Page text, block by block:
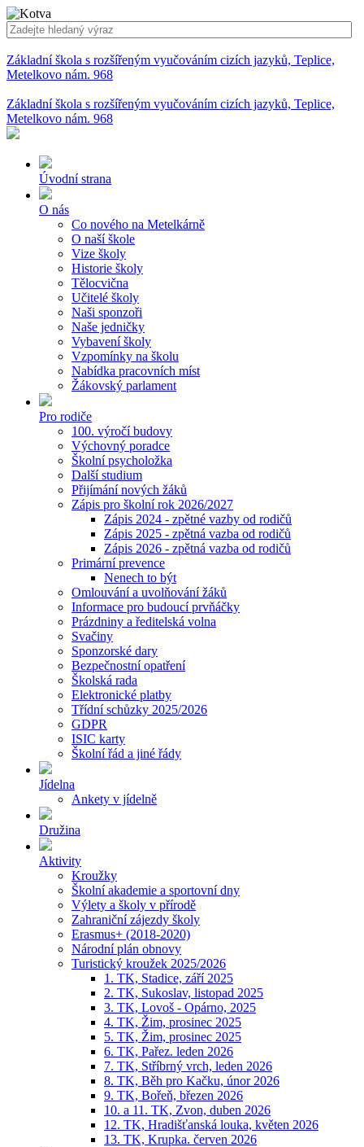
Základní škola s rozšířeným vyučováním cizích jazyků, Teplice,
Metelkovo nám. 968
Základní škola s rozšířeným vyučováním cizích jazyků, Teplice,
Metelkovo nám. 968
Úvodní strana
O nás
Co nového na Metelkárně
O naší škole
Vize školy
Historie školy
Tělocvična
Učitelé školy
Naši sponzoři
Naše jedničky
Vybavení školy
Vzpomínky na školu
Nabídka pracovních míst
Žákovský parlament
Pro rodiče
100. výročí budovy
Výchovný poradce
Školní psycholožka
Další studium
Přijímání nových žáků
Zápis pro školní rok 2026/2027
Zápis 2024 - zpětné vazby od rodičů
Zápis 2025 - zpětná vazba od rodičů
Zápis 2026 - zpětná vazba od rodičů
Primární prevence
Nenech to být
Omlouvání a uvolňování žáků
Informace pro budoucí prvňáčky
Prázdniny a ředitelská volna
Svačiny
Sponzorské dary
Bezpečnostní opatření
Školská rada
Elektronické platby
Třídní schůzky 2025/2026
GDPR
ISIC karty
Školní řád a jiné řády
Jídelna
Ankety v jídelně
Družina
Aktivity
Kroužky
Školní akademie a sportovní dny
Výlety a školy v přírodě
Zahraniční zájezdy školy
Erasmus+ (2018-2020)
Národní plán obnovy
Turistický kroužek 2025/2026
1. TK, Stadice, září 2025
2. TK, Sukoslav, listopad 2025
3. TK, Lovoš - Opárno, 2025
4. TK, Žim, prosinec 2025
5. TK, Žim, prosinec 2025
6. TK, Pařez. leden 2026
7. TK, Stříbrný vrch, leden 2026
8. TK, Běh pro Kačku, únor 2026
9. TK, Bořeň, březen 2026
10. a 11. TK, Zvon, duben 2026
12. TK, Hradišťanská louka, květen 2026
13. TK, Krupka. červen 2026